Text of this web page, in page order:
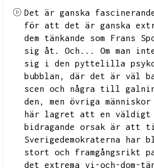
Det är ganska
för att det är ganska
dem tänkande som Frans
sig åt.
Och...
Om man
sig i den pyttelilla
bubblan,
där det är väl
scen och några till
den,
men övriga
här lagret att en
bidragande orsak är att
Sverigedemokraterna
stort och framgångsrikt
det extrema vi-och-dom-